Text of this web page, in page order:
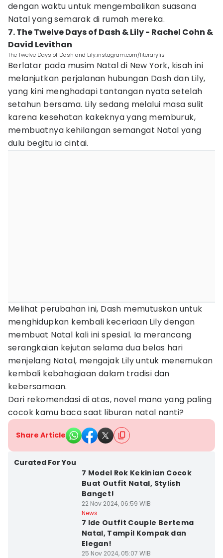
dengan waktu untuk mengembalikan suasana
Natal yang semarak di rumah mereka.
7. The Twelve Days of Dash & Lily - Rachel Cohn &
David Levithan
The Twelve Days of Dash and Lily.instagram.com/literarylis
Berlatar pada musim Natal di New York, kisah ini
melanjutkan perjalanan hubungan Dash dan Lily,
yang kini menghadapi tantangan nyata setelah
setahun bersama. Lily sedang melalui masa sulit
karena kesehatan kakeknya yang memburuk,
membuatnya kehilangan semangat Natal yang
dulu begitu ia cintai.
Melihat perubahan ini, Dash memutuskan untuk
menghidupkan kembali keceriaan Lily dengan
membuat Natal kali ini spesial. Ia merancang
serangkaian kejutan selama dua belas hari
menjelang Natal, mengajak Lily untuk menemukan
kembali kebahagiaan dalam tradisi dan
kebersamaan.
Dari rekomendasi di atas, novel mana yang paling
cocok kamu baca saat liburan natal nanti?
Share Article
Curated For You
7 Model Rok Kekinian Cocok
Buat Outfit Natal, Stylish
Banget!
22 Nov 2024, 06:59 WIB
News
7 Ide Outfit Couple Bertema
Natal, Tampil Kompak dan
Elegan!
25 Nov 2024, 05:07 WIB